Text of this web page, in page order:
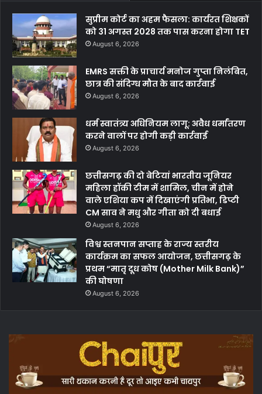
सुप्रीम कोर्ट का अहम फैसला: कार्यरत शिक्षकों
को 31 अगस्त 2028 तक पास करना होगा TET
August 6, 2026
EMRS सक्ती के प्राचार्य मनोज गुप्ता निलंबित,
छात्र की संदिग्ध मौत के बाद कार्रवाई
August 6, 2026
धर्म स्वातंत्र्य अधिनियम लागू: अवैध धर्मांतरण
करने वालों पर होगी कड़ी कार्रवाई
August 6, 2026
छत्तीसगढ़ की दो बेटियां भारतीय जूनियर
महिला हॉकी टीम में शामिल, चीन में होने
वाले एशिया कप में दिखाएंगी प्रतिभा, डिप्टी
CM साव ने मधु और गीता को दी बधाई
August 6, 2026
विश्व स्तनपान सप्ताह के राज्य स्तरीय
कार्यक्रम का सफल आयोजन, छत्तीसगढ़ के
प्रथम “मातृ दूध कोष (Mother Milk Bank)”
की घोषणा
August 6, 2026